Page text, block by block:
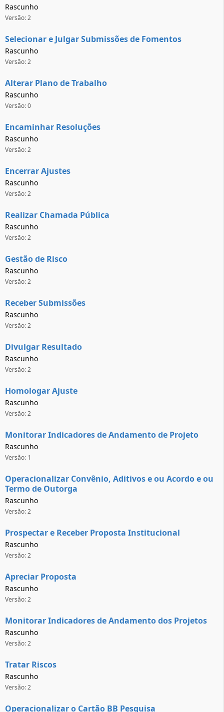
Rascunho
Versão: 2
Selecionar e Julgar Submissões de Fomentos
Rascunho
Versão: 2
Alterar Plano de Trabalho
Rascunho
Versão: 0
Encaminhar Resoluções
Rascunho
Versão: 2
Encerrar Ajustes
Rascunho
Versão: 2
Realizar Chamada Pública
Rascunho
Versão: 2
Gestão de Risco
Rascunho
Versão: 2
Receber Submissões
Rascunho
Versão: 2
Divulgar Resultado
Rascunho
Versão: 2
Homologar Ajuste
Rascunho
Versão: 2
Monitorar Indicadores de Andamento de Projeto
Rascunho
Versão: 1
Operacionalizar Convênio, Aditivos e ou Acordo e ou
Termo de Outorga
Rascunho
Versão: 2
Prospectar e Receber Proposta Institucional
Rascunho
Versão: 2
Apreciar Proposta
Rascunho
Versão: 2
Monitorar Indicadores de Andamento dos Projetos
Rascunho
Versão: 2
Tratar Riscos
Rascunho
Versão: 2
Operacionalizar o Cartão BB Pesquisa